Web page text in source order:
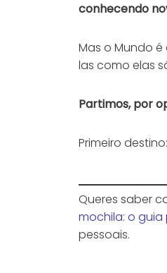
conhecendo
Mas o Mundo
las como elas
Partimos, por
Primeiro destino:
Queres saber
mochila: o
pessoais.